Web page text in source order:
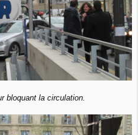
bloquant la circulation.